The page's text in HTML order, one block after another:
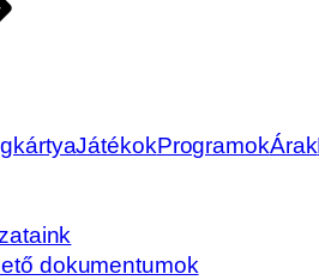
JátékokProgramokÁrak
dokumentumok